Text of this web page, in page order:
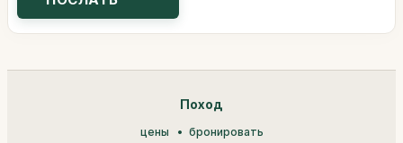
Поход
цены бронировать